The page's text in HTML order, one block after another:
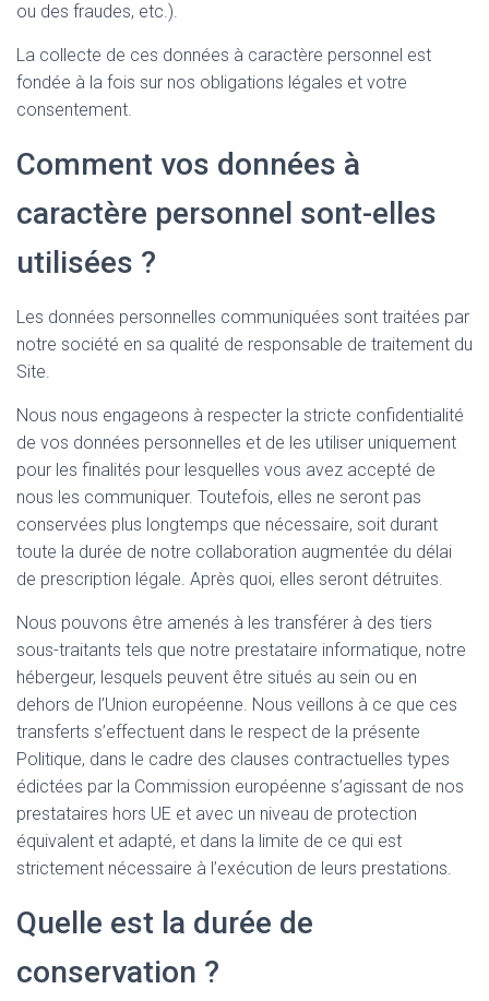
ou des fraudes, etc.).
La collecte de ces données à caractère personnel est
fondée à la fois sur nos obligations légales et votre
consentement.
Comment vos données à
caractère personnel sont-elles
utilisées ?
Les données personnelles communiquées sont traitées par
notre société en sa qualité de responsable de traitement du
Site.
Nous nous engageons à respecter la stricte confidentialité
de vos données personnelles et de les utiliser uniquement
pour les finalités pour lesquelles vous avez accepté de
nous les communiquer. Toutefois, elles ne seront pas
conservées plus longtemps que nécessaire, soit durant
toute la durée de notre collaboration augmentée du délai
de prescription légale. Après quoi, elles seront détruites.
Nous pouvons être amenés à les transférer à des tiers
sous-traitants tels que notre prestataire informatique, notre
hébergeur, lesquels peuvent être situés au sein ou en
dehors de l’Union européenne. Nous veillons à ce que ces
transferts s’effectuent dans le respect de la présente
Politique, dans le cadre des clauses contractuelles types
édictées par la Commission européenne s’agissant de nos
prestataires hors UE et avec un niveau de protection
équivalent et adapté, et dans la limite de ce qui est
strictement nécessaire à l’exécution de leurs prestations.
Quelle est la durée de
conservation ?